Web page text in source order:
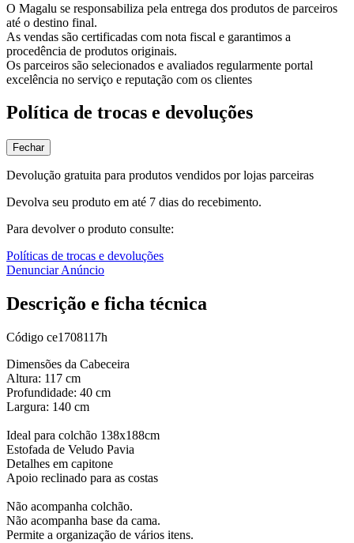
O Magalu se responsabiliza pela entrega dos produtos de parceiros
até o destino final.
As vendas são certificadas com nota fiscal e garantimos a
procedência de produtos originais.
Os parceiros são selecionados e avaliados regularmente portal
excelência no serviço e reputação com os clientes
Política de trocas e devoluções
Fechar
Devolução gratuita para produtos vendidos por lojas parceiras
Devolva seu produto em até 7 dias do recebimento.
Para devolver o produto consulte:
Políticas de trocas e devoluções
Denunciar Anúncio
Descrição e ficha técnica
Código ce1708117h
Dimensões da Cabeceira
Altura: 117 cm
Profundidade: 40 cm
Largura: 140 cm
Ideal para colchão 138x188cm
Estofada de Veludo Pavia
Detalhes em capitone
Apoio reclinado para as costas
Não acompanha colchão.
Não acompanha base da cama.
Permite a organização de vários itens.